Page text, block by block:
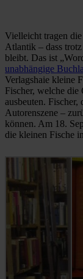
Vielleicht tragen
Atlantik – dass
bleibt. Das ist
unabhängige
Verlagshaie kleine
Fischer, welche
ausbeuten.
Autorenszene –
können. Am 18.
die kleinen Fische